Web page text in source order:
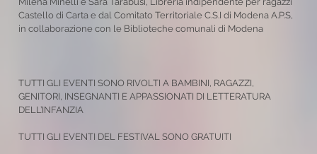
Castello di Carta e dal Comitato Territoriale C.S.I di Modena A.P.S,
in collaborazione con le Biblioteche comunali di Modena
TUTTI GLI EVENTI SONO RIVOLTI A BAMBINI, RAGAZZI,
GENITORI, INSEGNANTI E APPASSIONATI DI LETTERATURA
DELL’INFANZIA
TUTTI GLI EVENTI DEL FESTIVAL SONO GRATUITI